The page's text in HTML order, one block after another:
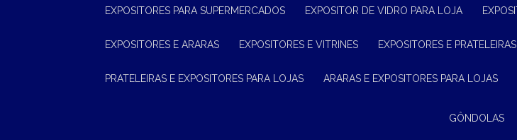
EXPOSITORES PARA SUPERMERCADOS EXPOSITOR DE VIDRO PARA LOJA
EXPOSITORES E ARARAS EXPOSITORES E VITRINES EXPOSITORES E PRATELEIRAS
PRATELEIRAS E EXPOSITORES PARA LOJAS ARARAS E EXPOSITORES PARA LOJAS
GÔNDOLAS